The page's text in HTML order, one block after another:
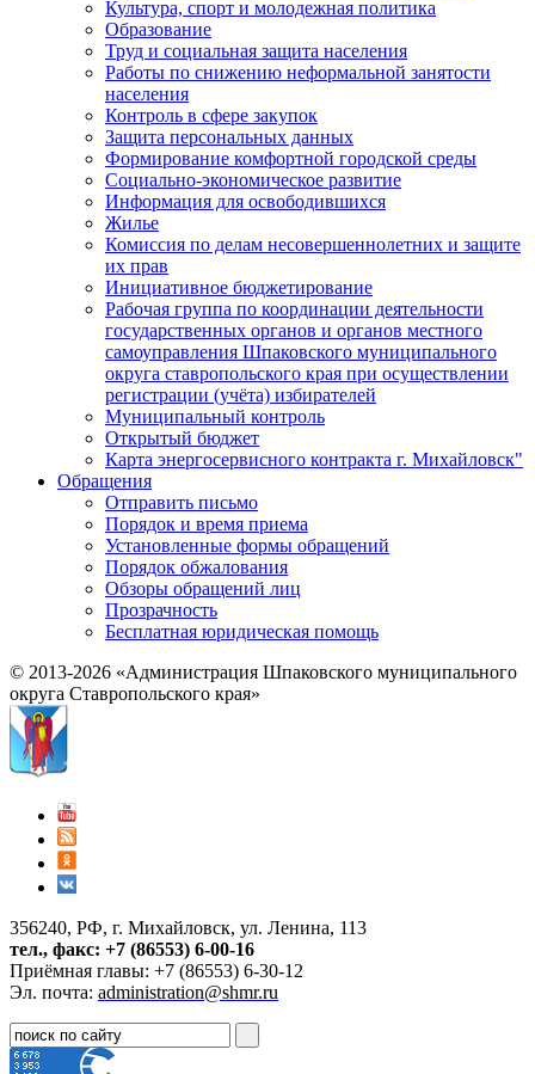
Культура, спорт и молодежная политика
Образование
Труд и социальная защита населения
Работы по снижению неформальной занятости
населения
Контроль в сфере закупок
Защита персональных данных
Формирование комфортной городской среды
Социально-экономическое развитие
Информация для освободившихся
Жилье
Комиссия по делам несовершеннолетних и защите
их прав
Инициативное бюджетирование
Рабочая группа по координации деятельности
государственных органов и органов местного
самоуправления Шпаковского муниципального
округа ставропольского края при осуществлении
регистрации (учёта) избирателей
Муниципальный контроль
Открытый бюджет
Карта энергосервисного контракта г. Михайловск"
Обращения
Отправить письмо
Порядок и время приема
Установленные формы обращений
Порядок обжалования
Обзоры обращений лиц
Прозрачность
Бесплатная юридическая помощь
© 2013-2026 «Администрация Шпаковского муниципального
округа Ставропольского края»
356240, РФ, г. Михайловск, ул. Ленина, 113
тел., факс: +7 (86553) 6-00-16
Приёмная главы: +7 (86553) 6-30-12
Эл. почта: administration@shmr.ru